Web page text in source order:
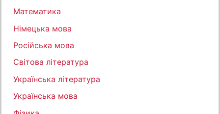
Математика
Німецька мова
Російська мова
Світова література
Українська література
Українська мова